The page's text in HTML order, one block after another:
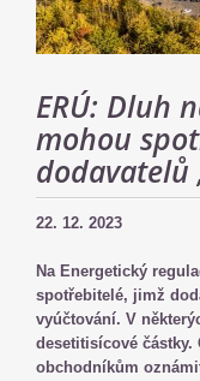
ERÚ: Dluh
mohou
dodavatelů
22. 12. 2023
Na Energetický
spotřebitelé, jimž
vyúčtování. V
desetitisícové částky.
obchodníkům